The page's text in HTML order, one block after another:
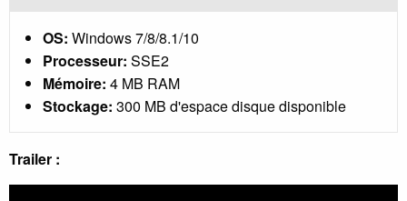
OS: Windows 7/8/8.1/10
Processeur: SSE2
Mémoire: 4 MB RAM
Stockage: 300 MB d'espace disque disponible
Trailer :